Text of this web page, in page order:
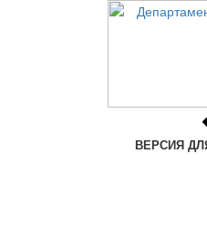
ВЕРСИЯ